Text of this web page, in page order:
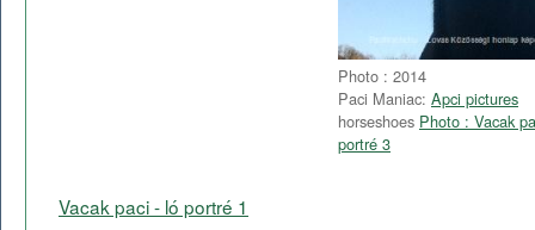
Photo : 2014
Paci Maniac: Apci pictures
horseshoes Photo : Vacak
portré 3
Vacak paci - ló portré 1